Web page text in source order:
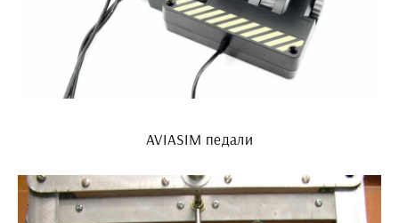
AVIASIM педали